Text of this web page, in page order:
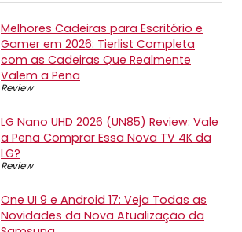
Melhores Cadeiras para Escritório e
Gamer em 2026: Tierlist Completa
com as Cadeiras Que Realmente
Valem a Pena
Review
LG Nano UHD 2026 (UN85) Review: Vale
a Pena Comprar Essa Nova TV 4K da
LG?
Review
One UI 9 e Android 17: Veja Todas as
Novidades da Nova Atualização da